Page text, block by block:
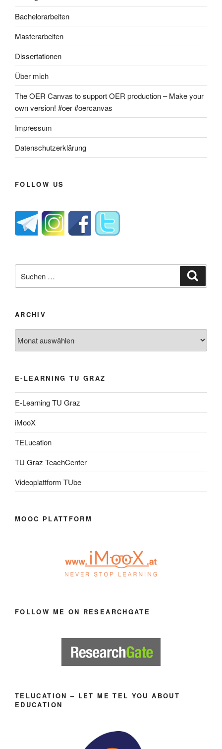
Bachelorarbeiten
Masterarbeiten
Dissertationen
Über mich
The OER Canvas to support OER production – Make your
own version! #oer #oercanvas
Impressum
Datenschutzerklärung
FOLLOW US
nach:
ARCHIV
E-LEARNING TU GRAZ
E-Learning TU Graz
iMooX
TELucation
TU Graz TeachCenter
Videoplattform TUbe
MOOC PLATTFORM
FOLLOW ME ON RESEARCHGATE
TELUCATION – LET ME TEL YOU ABOUT
EDUCATION